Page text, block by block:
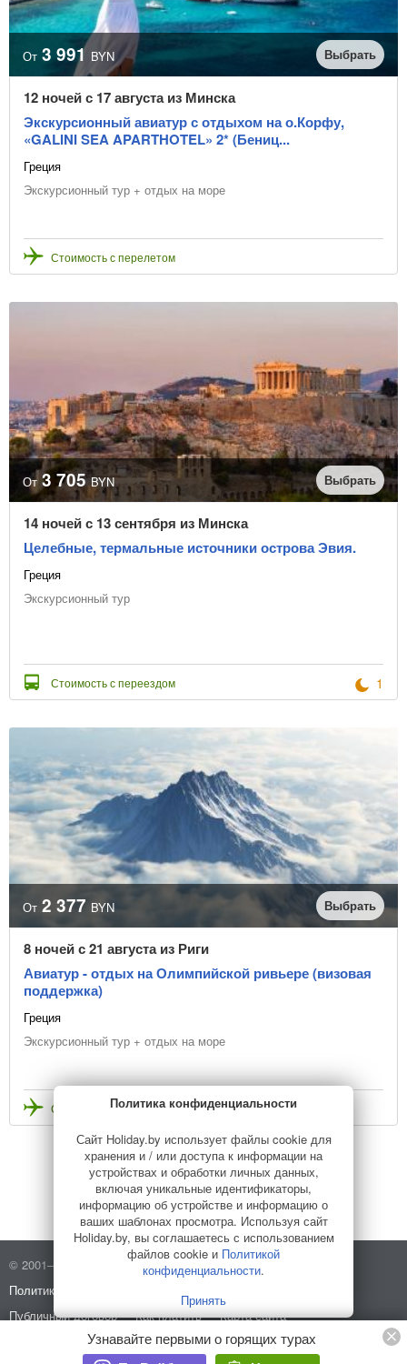
От 3 991 BYN Выбрать
12 ночей с 17 августа из Минска
Экскурсионный авиатур с отдыхом на о.Корфу,
«GALINI SEA APARTHOTEL» 2* (Бениц...
Греция
Экскурсионный тур + отдых на море
Стоимость с перелетом
От 3 705 BYN Выбрать
14 ночей с 13 сентября из Минска
Целебные, термальные источники острова Эвия.
Греция
Экскурсионный тур
Стоимость с переездом 1
От 2 377 BYN Выбрать
8 ночей с 21 августа из Риги
Авиатур - отдых на Олимпийской ривьере (визовая
поддержка)
Греция
Экскурсионный тур + отдых на море
Стоимость с перелетом
Назад 5
© 2001–2026 Holiday.by
Правила использования сайта
Политика конфиденциальности
Публичный договор
Как платить
Карта сайта
Разработано вHELLO WORLD
Узнавайте первыми о горящих турах
Политика конфиденциальности
Сайт Holiday.by использует файлы cookie для
хранения и / или доступа к информации на
устройствах и обработки личных данных,
включая уникальные идентификаторы,
информацию об устройстве и информацию о
ваших шаблонах просмотра. Используя сайт
Holiday.by, вы соглашаетесь с использованием
файлов cookie и Политикой
конфиденциальности.
Принять